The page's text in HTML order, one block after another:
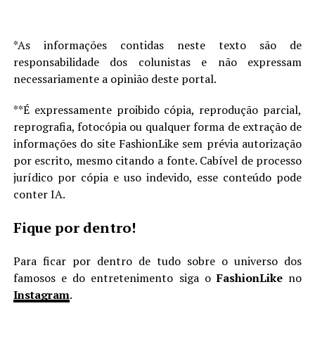
*As informações contidas neste texto são de
responsabilidade dos colunistas e não expressam
necessariamente a opinião deste portal.
**É expressamente proibido cópia, reprodução parcial,
reprografia, fotocópia ou qualquer forma de extração de
informações do site FashionLike sem prévia autorização
por escrito, mesmo citando a fonte. Cabível de processo
jurídico por cópia e uso indevido, esse conteúdo pode
conter IA.
Fique por dentro!
Para ficar por dentro de tudo sobre o universo dos
famosos e do entretenimento siga oFashionLike no
Instagram.